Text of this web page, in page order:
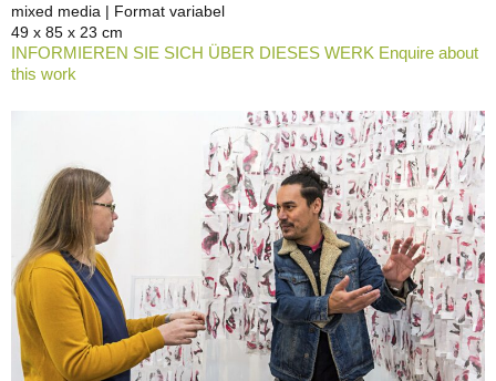
mixed media | Format variabel
49 x 85 x 23 cm
INFORMIEREN SIE SICH ÜBER DIESES WERK Enquire about
this work